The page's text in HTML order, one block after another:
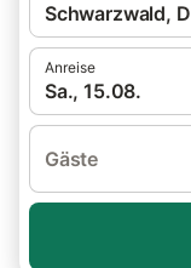
Schwarzwald,
Anreise
Sa., 15.08.
Gäste